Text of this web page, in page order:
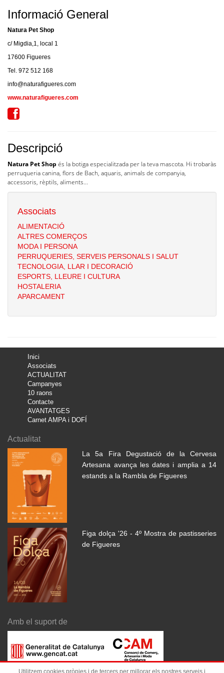
Informació General
Natura Pet Shop
c/ Migdia,1, local 1
17600 Figueres
Tel. 972 512 168
info@naturafigueres.com
www.naturafigueres.com
Descripció
Natura PetShop és la botiga especialitzada per la teva mascota. Hi trobaràs
perruqueria canina, flors de Bach, aquaris, animals de companyia,
accessoris, rèptils, aliments...
Associats
ALIMENTACIÓ
ALTRES COMERÇOS
MODA I PERSONA
PERRUQUERIES, SERVEIS PERSONALS I SALUT
TECNOLOGIA, LLAR I DECORACIÓ
ESPORTS, LLEURE I CULTURA
HOSTALERIA
APARCAMENT
Inici
Associats
ACTUALITAT
Campanyes
10 raons
Contacte
AVANTATGES
Carnet AMPA i DOFÍ
Actualitat
La 5a Fira Degustació de la Cervesa
Artesana avança les dates i amplia a 14
estands a la Rambla de Figueres
Figa dolça '26 - 4º Mostra de pastisseries
de Figueres
Amb el suport de
Utilitzem cookies pròpies i de tercers per millorar els nostres serveis i